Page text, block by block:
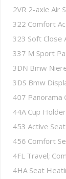
2VR 2-axle Air
322 Comfort
323 Soft Close
337 M Sport
3DN Bmw
3DS Bmw
407 Panorama
44A Cup
453 Active
456 Comfort
4FL Travel;
4HA Seat